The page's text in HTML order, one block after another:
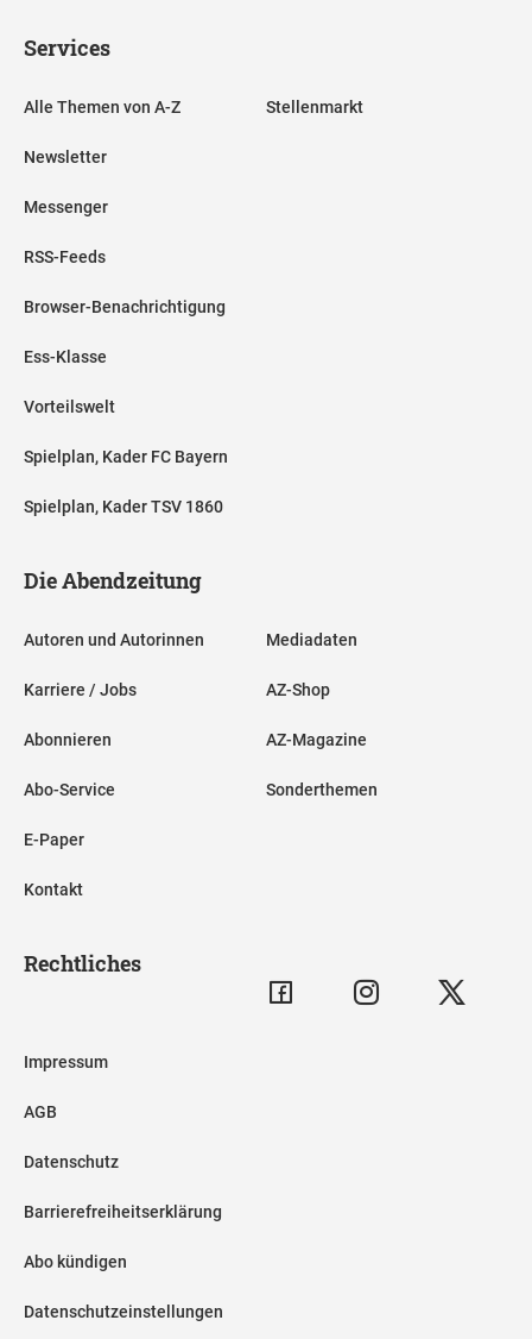
Services
Alle Themen von A-Z
Newsletter
Messenger
RSS-Feeds
Browser-Benachrichtigung
Ess-Klasse
Vorteilswelt
Spielplan, Kader FC Bayern
Spielplan, Kader TSV 1860
Stellenmarkt
Die Abendzeitung
Autoren und Autorinnen
Karriere / Jobs
Abonnieren
Abo-Service
E-Paper
Kontakt
Mediadaten
AZ-Shop
AZ-Magazine
Sonderthemen
Rechtliches
Impressum
AGB
Datenschutz
Barrierefreiheitserklärung
Abo kündigen
Datenschutzeinstellungen